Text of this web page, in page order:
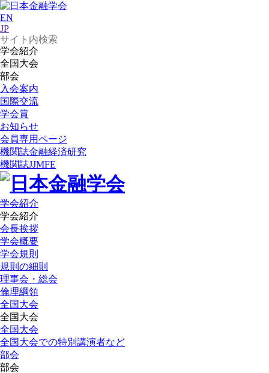
EN
JP
学会紹介
全国大会
部会
入会案内
国際交流
学会賞
お知らせ
会員専用ページ
機関誌金融経済研究
機関誌JJMFE
学会紹介
学会紹介
会長挨拶
学会概要
学会規則
規則の細則
理事会・総会
倫理綱領
全国大会
全国大会
全国大会
全国大会での特別講演者など
部会
部会